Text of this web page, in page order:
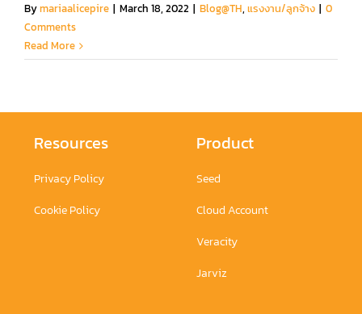
Bymariaalicepire | March 18, 2022 | Blog@TH, แรงงาน/ลูกจ้าง | 0
Comments
Read More
Resources
Privacy Policy
Cookie Policy
Product
Seed
Cloud Account
Veracity
Jarviz